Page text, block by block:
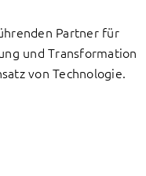
Partner für
und Transformation
von Technologie.